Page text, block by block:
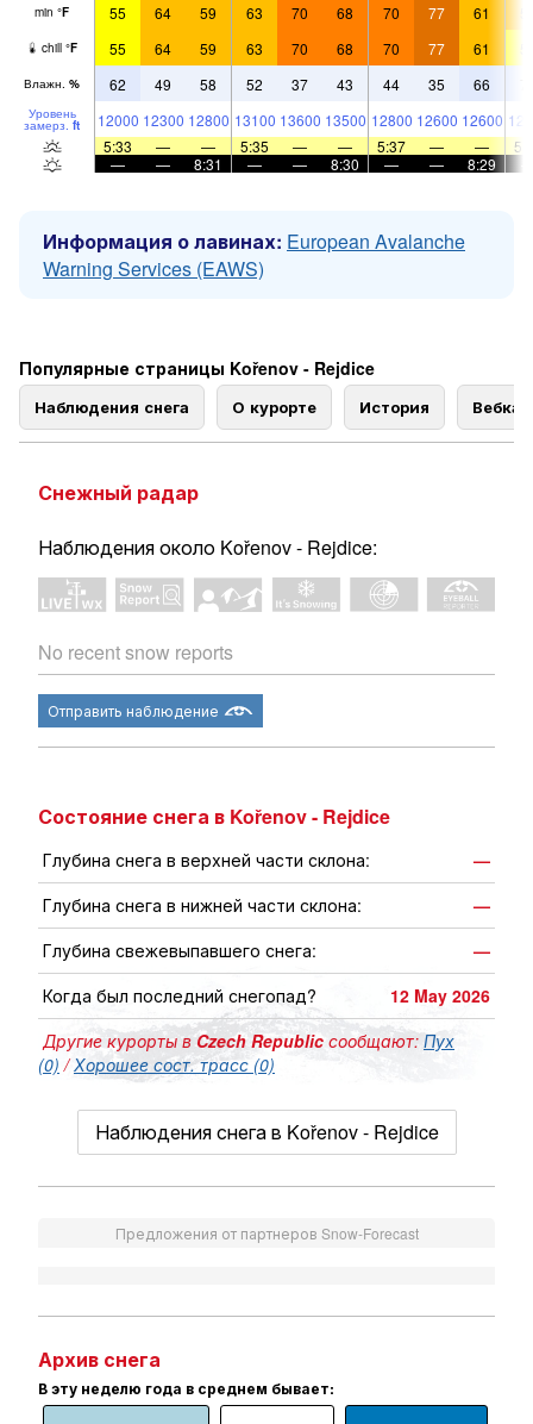
min °F 55 64 59 63 70 68 70 77 61
chill °F 55 64 59 63 70 68 70 77 61
Влажн. % 62 49 58 52 37 43 44 35 66
Уровень
замерз. ft 12000 12300 12800 13100 13600 13500 12800 12600 12600
5:33
— — 5:35 — — 5:37 — —
—
— 8:31 — — 8:30 — — 8:29
Информация о лавинах: European Avalanche
Warning Services (EAWS)
Популярные страницы Kořenov - Rejdice
Наблюдения снега О курорте История
Снежный радар
Наблюдения около Kořenov - Rejdice:
No recent snow reports
Отправить наблюдение
Состояние снега в Kořenov - Rejdice
Глубина снега в верхней части склона:
—
Глубина снега в нижней части склона:
—
Глубина свежевыпавшего снега:
—
Когда был последний снегопад?
12 May 2026
Другие курорты вCzech Republic сообщают: Пух
(0) /Хорошее сост. трасс (0)
Наблюдения снега в Kořenov - Rejdice
Предложения от партнеров Snow-Forecast
Архив снега
В эту неделю года в среднем бывает: